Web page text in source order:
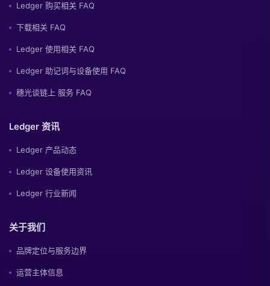
Ledger 购买相关 FAQ
下载相关 FAQ
Ledger 使用相关 FAQ
Ledger 助记词与设备使用 FAQ
穗光谈链上 服务 FAQ
Ledger 资讯
Ledger 产品动态
Ledger 设备使用资讯
Ledger 行业新闻
关于我们
品牌定位与服务边界
运营主体信息